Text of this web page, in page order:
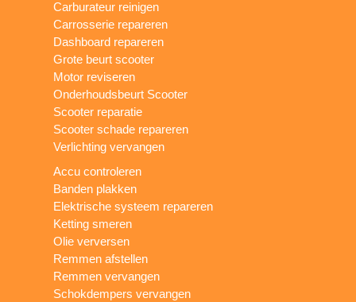
Carburateur reinigen
Carrosserie repareren
Dashboard repareren
Grote beurt scooter
Motor reviseren
Onderhoudsbeurt Scooter
Scooter reparatie
Scooter schade repareren
Verlichting vervangen
Accu controleren
Banden plakken
Elektrische systeem repareren
Ketting smeren
Olie verversen
Remmen afstellen
Remmen vervangen
Schokdempers vervangen